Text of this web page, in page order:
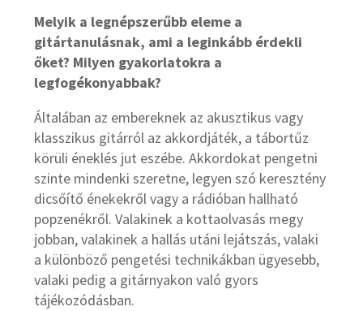
Melyik a legnépszerűbb eleme a
gitártanulásnak, ami a leginkább érdekli
őket? Milyen gyakorlatokra a
legfogékonyabbak?
Általában az embereknek az akusztikus vagy
klasszikus gitárról az akkordjáték, a tábortűz
körüli éneklés jut eszébe. Akkordokat pengetni
szinte mindenki szeretne, legyen szó keresztény
dicsőítő énekekről vagy a rádióban hallható
popzenékről. Valakinek a kottaolvasás megy
jobban, valakinek a hallás utáni lejátszás, valaki
a különböző pengetési technikákban ügyesebb,
valaki pedig a gitárnyakon való gyors
tájékozódásban.